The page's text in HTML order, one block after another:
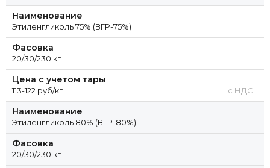
Наименование
Этиленгликоль 75% (ВГР-75%)
Фасовка
20/30/230 кг
Цена с учетом тары
113-122 руб/кг с НДС
Наименование
Этиленгликоль 80% (ВГР-80%)
Фасовка
20/30/230 кг